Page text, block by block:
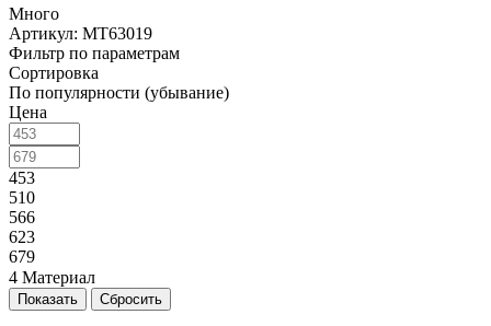
Много
Артикул: МТ63019
Фильтр по параметрам
Сортировка
По популярности (убывание)
Цена
453
510
566
623
679
4 Материал
Сбросить